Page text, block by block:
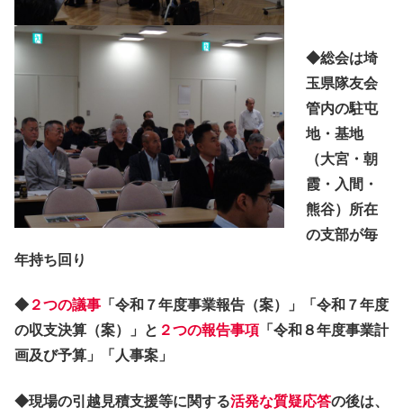
◆総会は埼
玉県隊友会
管内の駐屯
地・基地
（大宮・朝
霞・入間・
熊谷）所在
の支部が毎
年持ち回り
◆ ２つの議事 「令和７年度事業報告（案）」
「令和７年度
の収支決算（案）」と ２つの報告事項 「 令和８年度事業計
画及び予算」「人事案」
◆現場の引越見積支援等に関する活発な質疑応答の後は、